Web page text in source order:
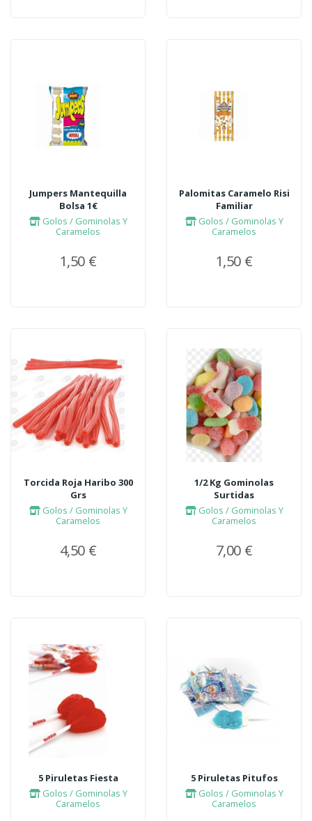
Jumpers Mantequilla
Bolsa 1€
Golos / Gominolas Y
Caramelos
1,50 €
Palomitas Caramelo Risi
Familiar
Golos / Gominolas Y
Caramelos
1,50 €
Torcida Roja Haribo 300
Grs
Golos / Gominolas Y
Caramelos
4,50 €
1/2 Kg Gominolas
Surtidas
Golos / Gominolas Y
Caramelos
7,00 €
5 Piruletas Fiesta
Golos / Gominolas Y
Caramelos
5 Piruletas Pitufos
Golos / Gominolas Y
Caramelos